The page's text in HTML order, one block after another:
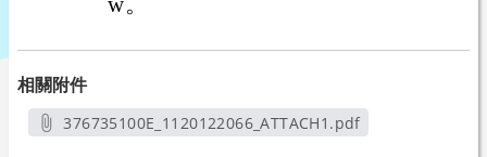
相關附件
376735100E_1120122066_ATTACH1.pdf